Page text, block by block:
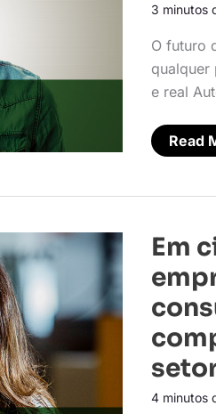
3 minutos
O futuro
qualquer
e real
Read
Em
4 minutos
Em
cinco
anos,
42%
varejo
e
a